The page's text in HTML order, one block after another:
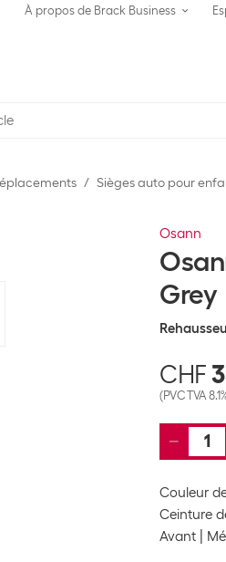
À propos de Brack Business
Sièges auto pour
Osann
Grey
CHF
(PVC TVA
Couleur
Ceinture
Avant